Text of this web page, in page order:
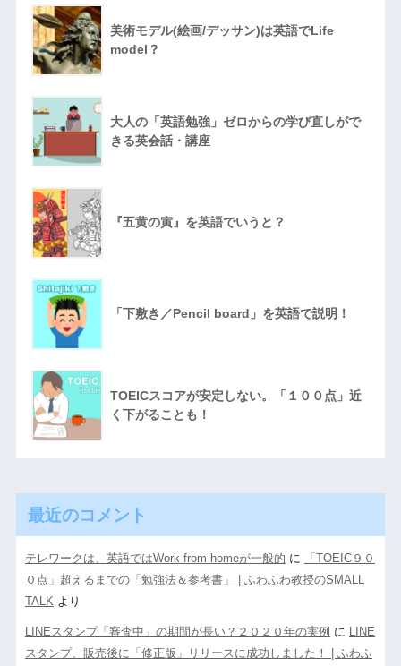
美術モデル(絵画/デッサン)は英語でLife
model？
大人の「英語勉強」ゼロからの学び直しがで
きる英会話・講座
『五黄の寅』を英語でいうと？
「下敷き／Pencil board」を英語で説明！
TOEICスコアが安定しない。「１００点」近
く下がることも！
最近のコメント
テレワークは、英語ではWork from homeが一般的 に
「TOEIC９０
０点」超えるまでの「勉強法＆参考書」 | ふわふわ教授のSMALL
TALK より
LINEスタンプ「審査中」の期間が長い？２０２０年の実例 に
LINE
スタンプ、販売後に「修正版」リリースに成功しました！ | ふわふ